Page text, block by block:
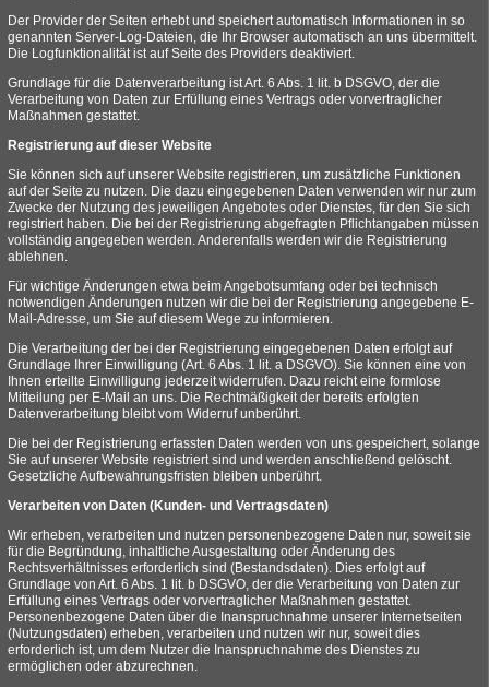
Der Provider der Seiten erhebt und speichert automatisch Informationen in so
genannten Server-Log-Dateien, die Ihr Browser automatisch an uns übermittelt.
Die Logfunktionalität ist auf Seite des Providers deaktiviert.
Grundlage für die Datenverarbeitung ist Art. 6 Abs. 1 lit. b DSGVO, der die
Verarbeitung von Daten zur Erfüllung eines Vertrags oder vorvertraglicher
Maßnahmen gestattet.
Registrierung auf dieser Website
Sie können sich auf unserer Website registrieren, um zusätzliche Funktionen
auf der Seite zu nutzen. Die dazu eingegebenen Daten verwenden wir nur zum
Zwecke der Nutzung des jeweiligen Angebotes oder Dienstes, für den Sie sich
registriert haben. Die bei der Registrierung abgefragten Pflichtangaben müssen
vollständig angegeben werden. Anderenfalls werden wir die Registrierung
ablehnen.
Für wichtige Änderungen etwa beim Angebotsumfang oder bei technisch
notwendigen Änderungen nutzen wir die bei der Registrierung angegebene E-
Mail-Adresse, um Sie auf diesem Wege zu informieren.
Die Verarbeitung der bei der Registrierung eingegebenen Daten erfolgt auf
Grundlage Ihrer Einwilligung (Art. 6 Abs. 1 lit. a DSGVO). Sie können eine von
Ihnen erteilte Einwilligung jederzeit widerrufen. Dazu reicht eine formlose
Mitteilung per E-Mail an uns. Die Rechtmäßigkeit der bereits erfolgten
Datenverarbeitung bleibt vom Widerruf unberührt.
Die bei der Registrierung erfassten Daten werden von uns gespeichert, solange
Sie auf unserer Website registriert sind und werden anschließend gelöscht.
Gesetzliche Aufbewahrungsfristen bleiben unberührt.
Verarbeiten von Daten (Kunden- und Vertragsdaten)
Wir erheben, verarbeiten und nutzen personenbezogene Daten nur, soweit sie
für die Begründung, inhaltliche Ausgestaltung oder Änderung des
Rechtsverhältnisses erforderlich sind (Bestandsdaten). Dies erfolgt auf
Grundlage von Art. 6 Abs. 1 lit. b DSGVO, der die Verarbeitung von Daten zur
Erfüllung eines Vertrags oder vorvertraglicher Maßnahmen gestattet.
Personenbezogene Daten über die Inanspruchnahme unserer Internetseiten
(Nutzungsdaten) erheben, verarbeiten und nutzen wir nur, soweit dies
erforderlich ist, um dem Nutzer die Inanspruchnahme des Dienstes zu
ermöglichen oder abzurechnen.